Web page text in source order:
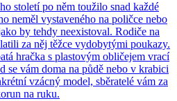
století po něm toužilo snad každé
neměl vystaveného na poličce nebo
by tehdy neexistoval. Rodiče na
za něj těžce vydobytými poukazy.
hračka s plastovým obličejem vrací
se vám doma na půdě nebo v krabici
vzácný model, sběratelé vám za
na ruku.